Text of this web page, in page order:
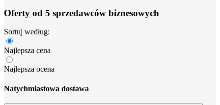
Oferty od 5 sprzedawców biznesowych
Sortuj według:
Najlepsza cena
Najlepsza ocena
Natychmiastowa dostawa